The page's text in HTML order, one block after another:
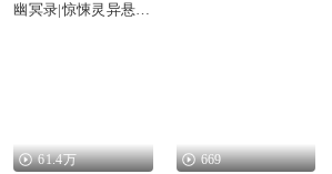
幽冥录|惊悚灵异悬
61.4万 669